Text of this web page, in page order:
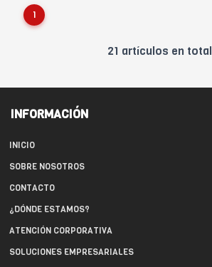
1
21 artículos en total
INFORMACIÓN
INICIO
SOBRE NOSOTROS
CONTACTO
¿DÓNDE ESTAMOS?
ATENCIÓN CORPORATIVA
SOLUCIONES EMPRESARIALES